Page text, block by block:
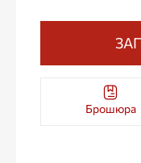
Брошюра